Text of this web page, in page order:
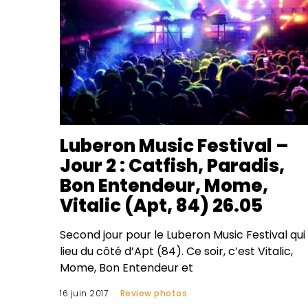
Luberon Music Festival –
Jour 2 : Catfish, Paradis,
Bon Entendeur, Mome,
Vitalic (Apt, 84) 26.05
Second jour pour le Luberon Music Festival qui
lieu du côté d’Apt (84). Ce soir, c’est Vitalic,
Mome, Bon Entendeur et
16 juin 2017 Review photos